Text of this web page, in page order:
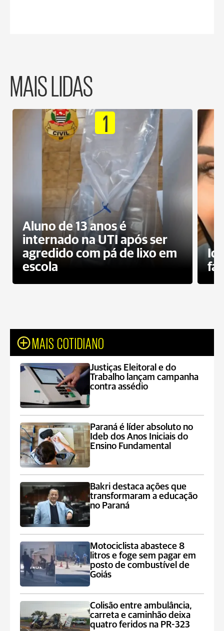
MAIS LIDAS
1
Aluno de 13 anos é
internado na UTI após ser
agredido com pá de lixo em
escola
MAIS COTIDIANO
Justiças Eleitoral e do
Trabalho lançam campanha
contra assédio
Paraná é líder absoluto no
Ideb dos Anos Iniciais do
Ensino Fundamental
Bakri destaca ações que
transformaram a educação
no Paraná
Motociclista abastece 8
litros e foge sem pagar em
posto de combustível de
Goiás
Colisão entre ambulância,
carreta e caminhão deixa
quatro feridos na PR-323